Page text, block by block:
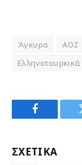
Άγκυρα ΑΟΖ
Ελληνοτουρκικά
Facebook
ΣΧΕΤΙΚΑ